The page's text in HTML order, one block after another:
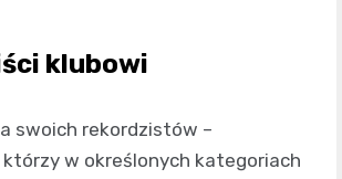
klubowi
swoich rekordzistów –
w określonych kategoriach